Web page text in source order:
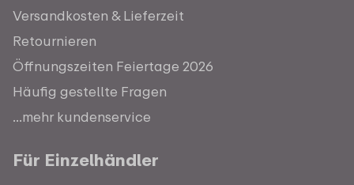
Versandkosten & Lieferzeit
Retournieren
Öffnungszeiten Feiertage 2026
Häufig gestellte Fragen
...mehr kundenservice
Für Einzelhändler